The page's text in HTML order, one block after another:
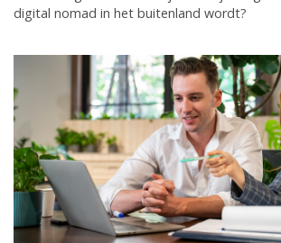
digital nomad in het buitenland wordt?